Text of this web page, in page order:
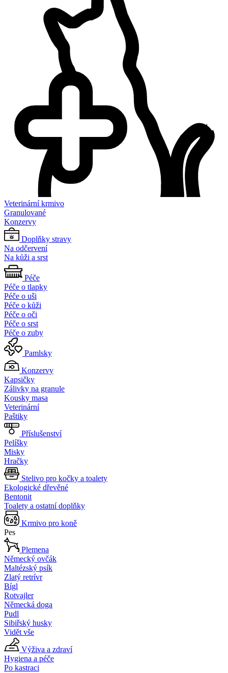
Veterinární krmivo
Granulované
Konzervy
Doplňky stravy
Na odčervení
Na kůži a srst
Péče
Péče o tlapky
Péče o uši
Péče o kůži
Péče o oči
Péče o srst
Péče o zuby
Pamlsky
Konzervy
Kapsičky
Zálivky na granule
Kousky masa
Veterinární
Paštiky
Příslušenství
Pelíšky
Misky
Hračky
Stelivo pro kočky a toalety
Ekologické dřevěné
Bentonit
Toalety a ostatní doplňky
Krmivo pro koně
Pes
Plemena
Německý ovčák
Maltézský psík
Zlatý retrívr
Bígl
Rotvajler
Německá doga
Pudl
Sibiřský husky
Vidět vše
Výživa a zdraví
Hygiena a péče
Po kastraci